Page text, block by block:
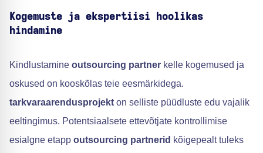
Kogemuste ja ekspertiisi hoolikas
hindamine
Kindlustamine outsourcing partner kelle kogemused ja
oskused on kooskõlas teie eesmärkidega.
tarkvaraarendusprojekt on selliste püüdluste edu vajalik
eeltingimus. Potentsiaalsete ettevõtjate kontrollimise
esialgne etapp outsourcing partnerid kõigepealt tuleks